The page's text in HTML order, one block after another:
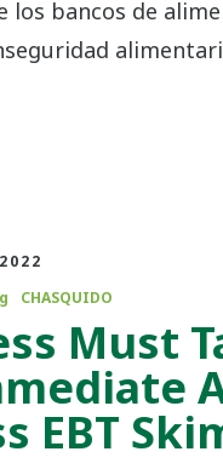
los bancos de
CHASQUIDO
Must
EBT